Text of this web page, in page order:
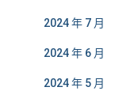
2024 年 7 月
2024 年 6 月
2024 年 5 月